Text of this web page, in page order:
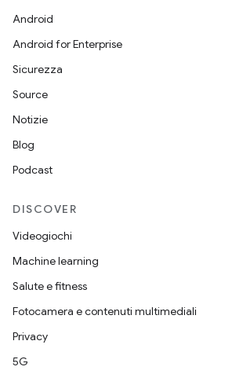
Android
Android for Enterprise
Sicurezza
Source
Notizie
Blog
Podcast
DISCOVER
Videogiochi
Machine learning
Salute e fitness
Fotocamera e contenuti multimediali
Privacy
5G